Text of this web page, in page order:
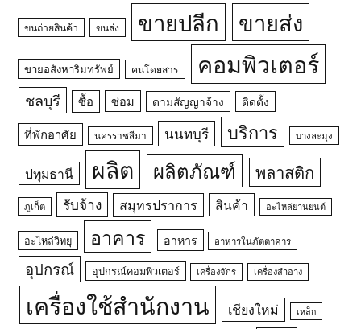
ขนถ่ายสินค้า ขนส่ง ขายปลีก ขายส่ง
ขายอสังหาริมทรัพย์ คนโดยสาร คอมพิวเตอร์
ชลบุรี ซื้อ ซ่อม ตามสัญญาจ้าง ติดตั้ง
ที่พักอาศัย นครราชสีมา นนทบุรี บริการ บางละมุง
ปทุมธานี ผลิต ผลิตภัณฑ์ พลาสติก
ภูเก็ต รับจ้าง สมุทรปราการ สินค้า อะไหล่ยานยนต์
อะไหล่วิทยุ อาคาร อาหาร อาหารในภัตตาคาร
อุปกรณ์ อุปกรณ์คอมพิวเตอร์ เครื่องจักร เครื่องสำอาง
เครื่องใช้สำนักงาน เชียงใหม่ เหล็ก